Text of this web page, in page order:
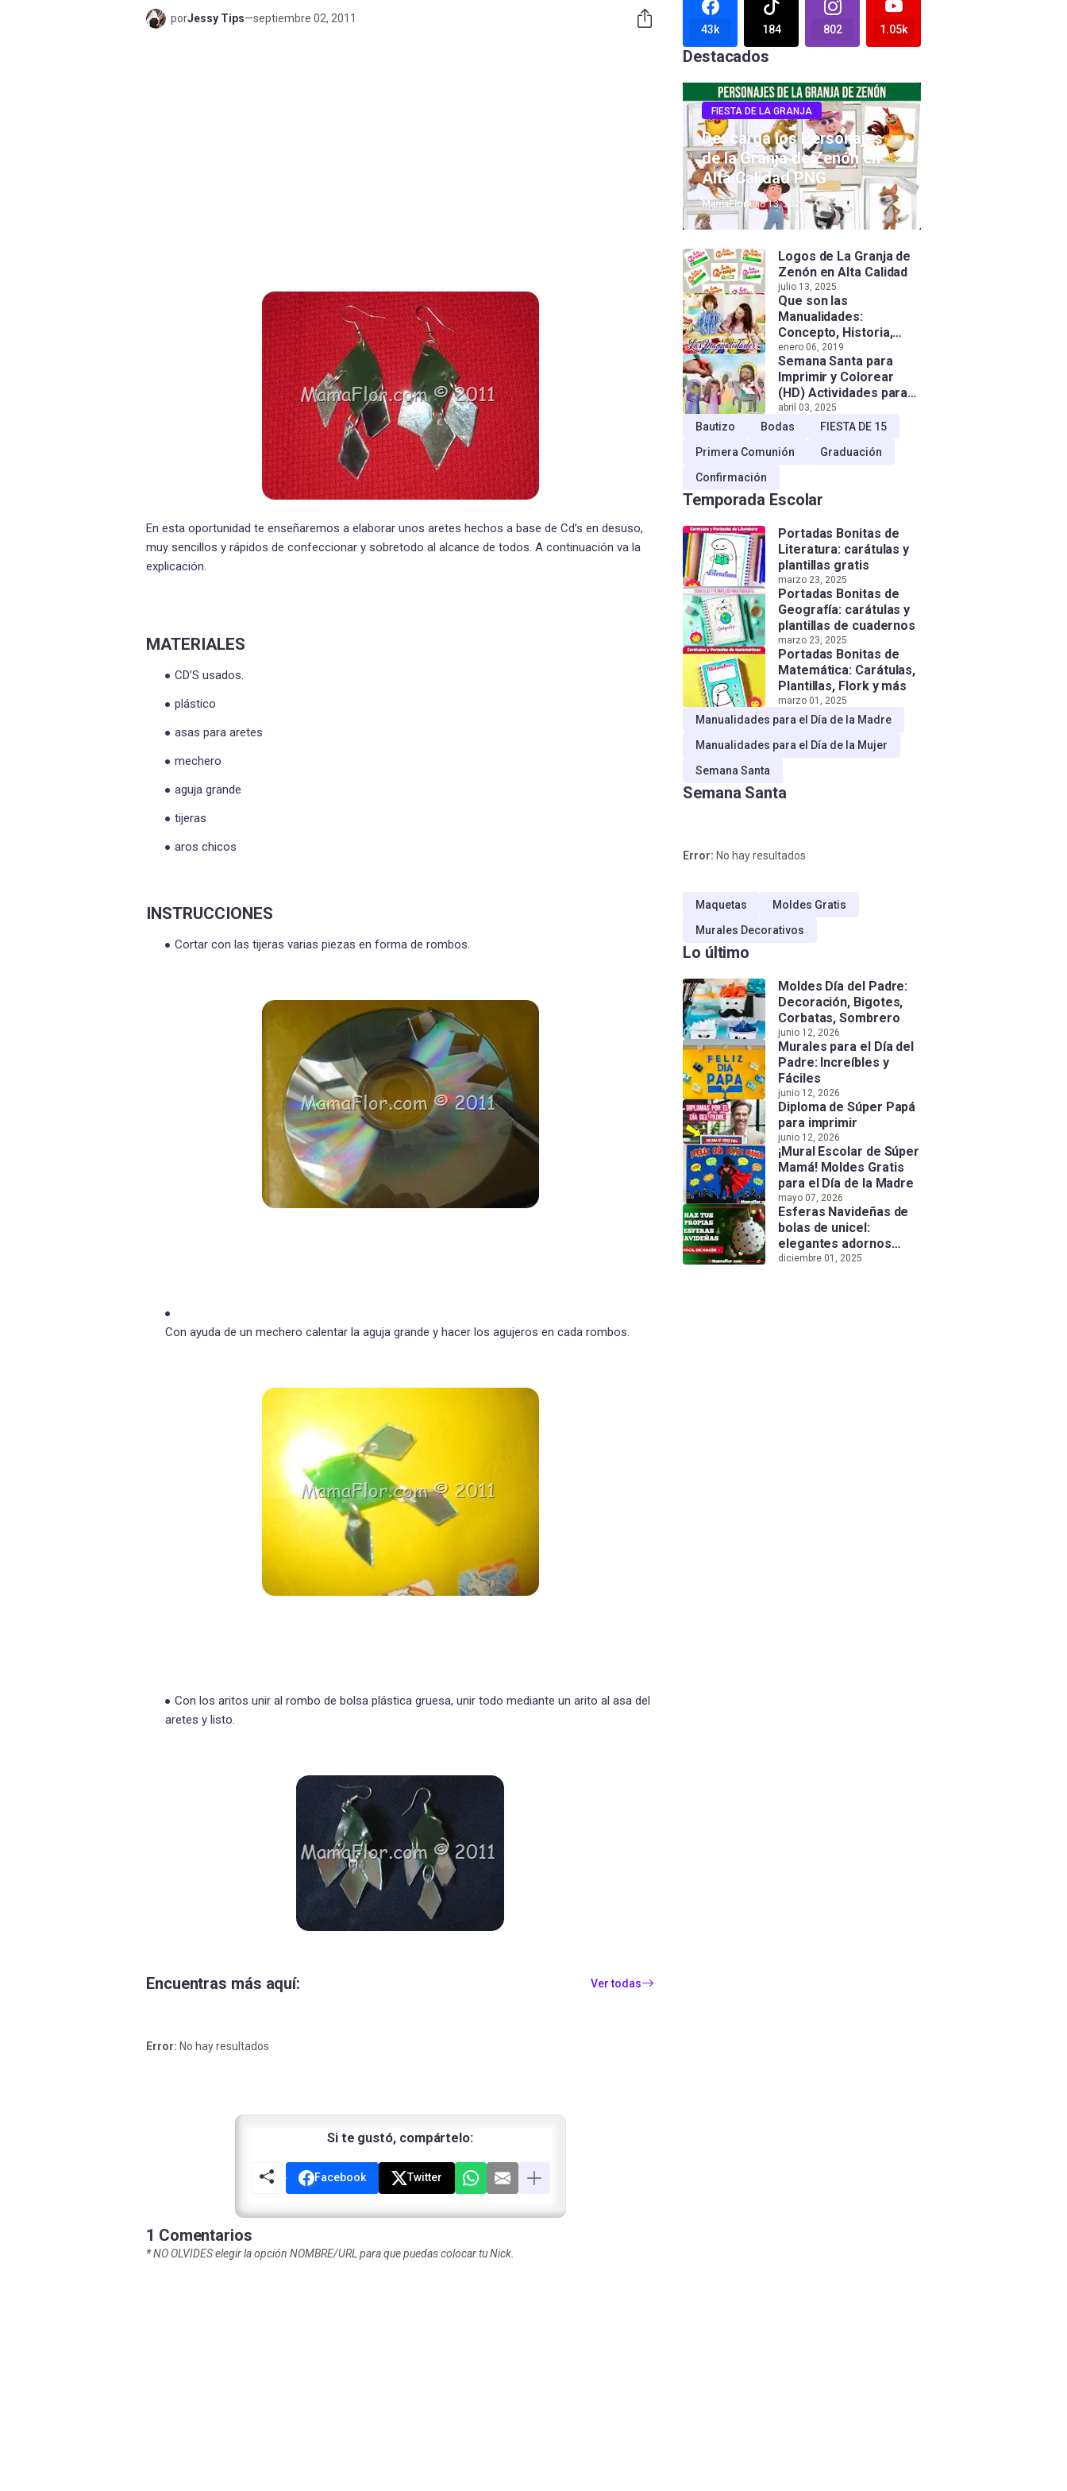
porJessy Tips—septiembre 02, 2011
En esta oportunidad te enseñaremos a elaborar unos aretes hechos a base de Cd’s en desuso,
muy sencillos y rápidos de confeccionar y sobretodo al alcance de todos. A continuación va la
explicación.
MATERIALES
CD’S usados.
plástico
asas para aretes
mechero
aguja grande
tijeras
aros chicos
INSTRUCCIONES
Cortar con las tijeras varias piezas en forma de rombos.
Con ayuda de un mechero calentar la aguja grande y hacer los agujeros en cada rombos.
Con los aritos unir al rombo de bolsa plástica gruesa, unir todo mediante un arito al asa del
aretes y listo.
Encuentras más aquí: Ver todas
Error: No hay resultados
Si te gustó, compártelo:
Facebook Twitter
1 Comentarios
*NO OLVIDES elegir la opción NOMBRE/URL para que puedas colocar tu Nick.
43k 184 802 1.05k
Destacados
FIESTA DE LA GRANJA
Descarga los Personajes
de la Granja de Zenón en
Alta Calidad PNG
MamaFlorjulio 13, 2025
Logos de La Granja de
Zenón en Alta Calidad
julio 13, 2025
Que son las
Manualidades:
Concepto, Historia,
Tipos e Importancia
enero 06, 2019
Semana Santa para
Imprimir y Colorear
(HD) Actividades para
Niños!
abril 03, 2025
Bautizo Bodas
FIESTA DE 15
Primera Comunión
Graduación
Confirmación
Temporada Escolar
Portadas Bonitas de
Literatura: carátulas y
plantillas gratis
marzo 23, 2025
Portadas Bonitas de
Geografía: carátulas y
plantillas de cuadernos
marzo 23, 2025
Portadas Bonitas de
Matemática: Carátulas,
Plantillas, Flork y más
marzo 01, 2025
Manualidades para el Día de la Madre
Manualidades para el Día de la Mujer
Semana Santa
Semana Santa
Error: No hay resultados
Maquetas
Moldes Gratis
Murales Decorativos
Lo último
Moldes Día del Padre:
Decoración, Bigotes,
Corbatas, Sombrero
junio 12, 2026
Murales para el Día del
Padre: Increíbles y
Fáciles
junio 12, 2026
Diploma de Súper Papá
para imprimir
junio 12, 2026
¡Mural Escolar de Súper
Mamá! Moldes Gratis
para el Día de la Madre
mayo 07, 2026
Esferas Navideñas de
bolas de unicel:
elegantes adornos
hechos a mano
diciembre 01, 2025